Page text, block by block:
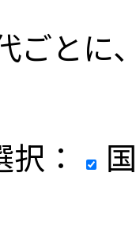
ごとに
：